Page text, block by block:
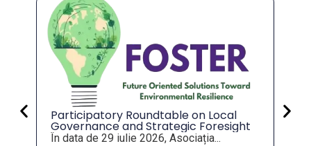
Participatory Roundtable on Local
Governance and Strategic Foresight
for Resilient Public Policies, within the
În data de 29 iulie 2026, Asociația...